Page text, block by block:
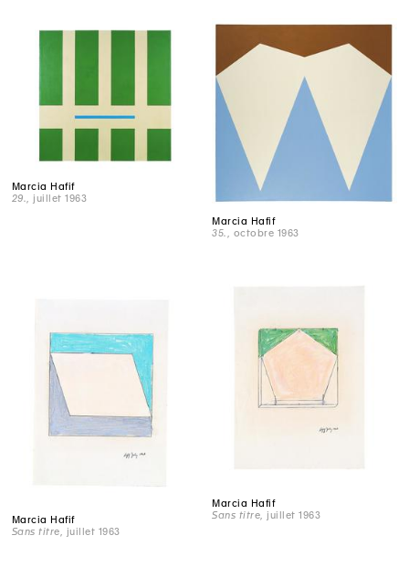
Marcia Hafif
29.
, juillet 1963
Marcia Hafif
35.
, octobre 1963
Marcia Hafif
Sans titre , juillet 1963
Marcia Hafif
Sans titre , juillet 1963